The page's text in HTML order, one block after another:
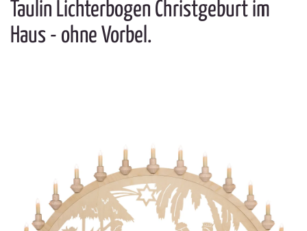
Taulin Lichterbogen Christgeburt im
Haus - ohne Vorbel.